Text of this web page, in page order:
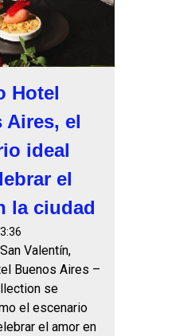
Hotel
Aires, el
ideal
el
la ciudad
Valentín,
Buenos Aires –
se
el escenario
el amor en